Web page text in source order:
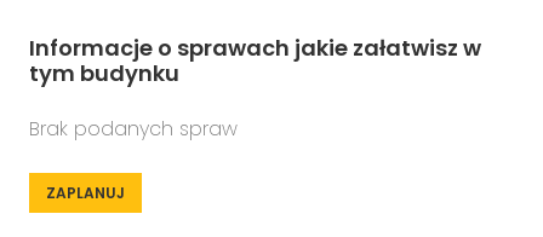
Informacje o sprawach jakie załatwisz w
tym budynku
Brak podanych spraw
ZAPLANUJ